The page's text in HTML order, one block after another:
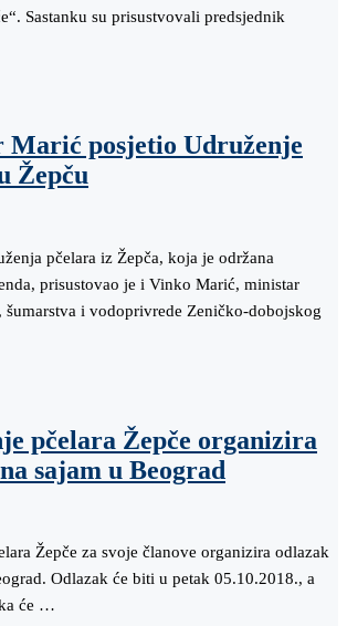
Sastanku su prisustvovali predsjednik
posjetio Udruženje
Žepču
pčelara iz Žepča, koja je održana
prisustovao je i Vinko Marić, ministar
i vodoprivrede Zeničko-dobojskog
pčelara Žepče organizira
sajam u Beograd
Žepče za svoje članove organizira odlazak
Odlazak će biti u petak 05.10.2018., a
će …